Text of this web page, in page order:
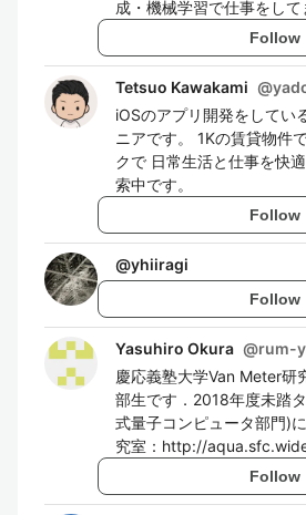
成・機械学習で仕事をして
Follow
Tetsuo Kawakami @
iOSのアプリ開発をしてい
ニアです。 1Kの賃貸物件
クで 日常生活と仕事を快
索中です。
Follow
@yhiiragi
Follow
Yasuhiro Okura @rum-
慶応義塾大学Van Meter研
部生です．2018年度未踏
式量子コンピュータ部門)
究室：http://
Follow